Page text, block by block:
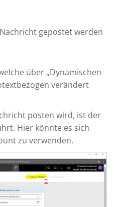
gepostet werden
über „Dynamischen
verändert
posten wird, ist der
Hier könnte es sich
zu verwenden.